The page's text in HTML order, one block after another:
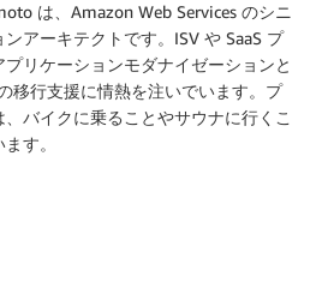
は、Amazon Web Services のシニ
アーキテクトです。ISV や SaaS プ
プリケーションモダナイゼーションと
移行支援に情熱を注いでいます。プ
、バイクに乗ることやサウナに行くこ
す。